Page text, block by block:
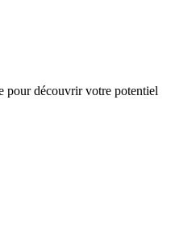
pour découvrir votre potentiel